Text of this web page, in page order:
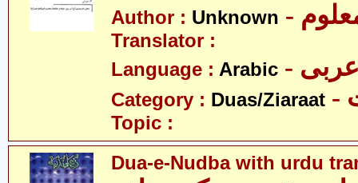
Author : Unknown
Translator :
Language : Arabic عربی
Category : Duas/Ziaraat
Topic :
Dua-e-Nudba with urdu